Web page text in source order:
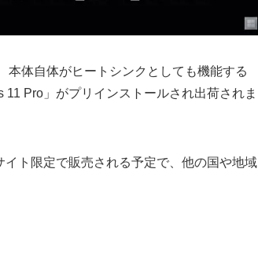
体自体がヒートシンクとしても機能する
Pro」がプリインストールされ出荷されま
ト限定で販売される予定で、他の国や地域